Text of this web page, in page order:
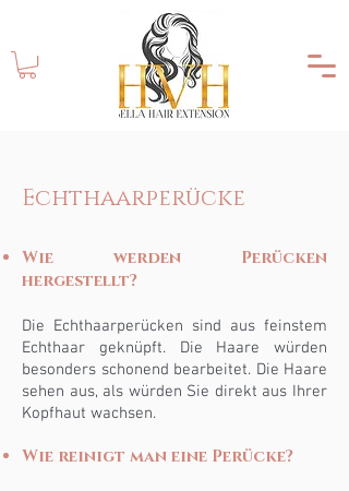
Echthaarperücke
Wie werden Perücken
hergestellt?
Die Echthaarperücken sind aus feinstem
Echthaar geknüpft. Die Haare würden
besonders schonend bearbeitet. Die Haare
sehen aus, als würden Sie direkt aus Ihrer
Kopfhaut wachsen.
Wie reinigt man eine Perücke?